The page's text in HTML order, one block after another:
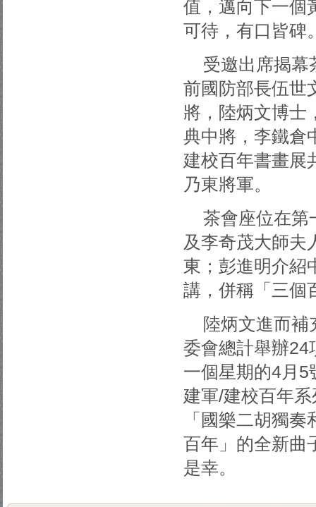
值，邁向下一個
可待，有口皆碑
受邀出席揭幕
前國防部長伍世
將，陸炳文博士
典中將，李鐵倉
建校百年書畫展
乃東將軍。
茶會座位在第
及李奇茂大師夫
東；彭進明介紹
講，併稱「三個
陸炳文進而
委會總計舉辦24
一個星期的4月5
建軍/建校百年
「國樂二胡獨
百年」的全新曲
是幸。